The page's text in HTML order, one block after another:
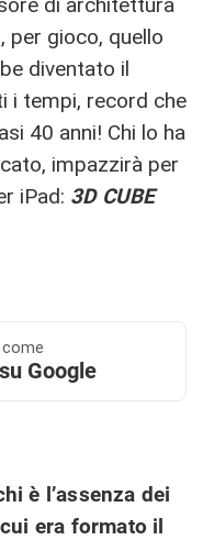
per gioco, quello
diventato il
i tempi, record che
40 anni! Chi lo ha
impazzirà per
iPad: 3D CUBE
Google
è l’assenza dei
era formato il